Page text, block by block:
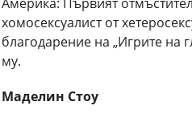
хомосексуалист от
благодарение на „Игрите на
му.
Маделин Стоу